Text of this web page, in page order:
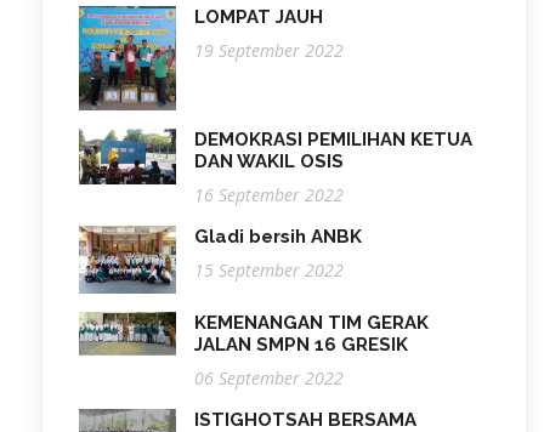
LOMPAT JAUH
19 September 2022
DEMOKRASI PEMILIHAN KETUA
DAN WAKIL OSIS
16 September 2022
Gladi bersih ANBK
15 September 2022
KEMENANGAN TIM GERAK
JALAN SMPN 16 GRESIK
06 September 2022
ISTIGHOTSAH BERSAMA